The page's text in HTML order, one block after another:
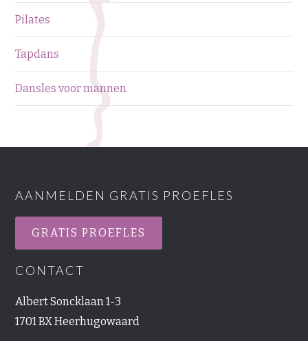
Pilates
Tapdans
Dansles voor mannen
AANMELDEN GRATIS PROEFLES
GRATIS PROEFLES
CONTACT
Albert Soncklaan 1-3
1701 BX Heerhugowaard